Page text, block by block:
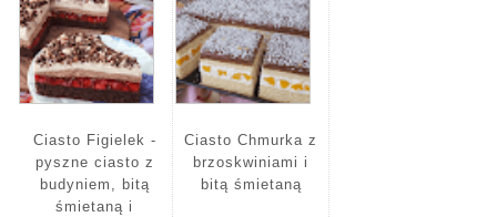
Ciasto Figielek -
pyszne ciasto z
budyniem, bitą
śmietaną i
Ciasto Chmurka z
brzoskwiniami i
bitą śmietaną